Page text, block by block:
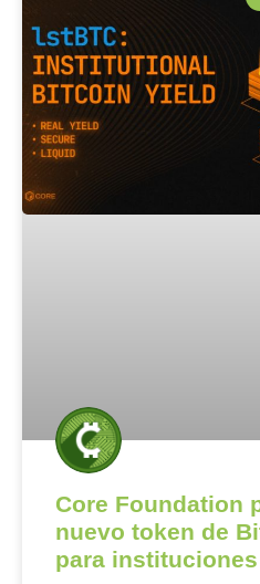
Core Foundation
nuevo token de
para instituciones